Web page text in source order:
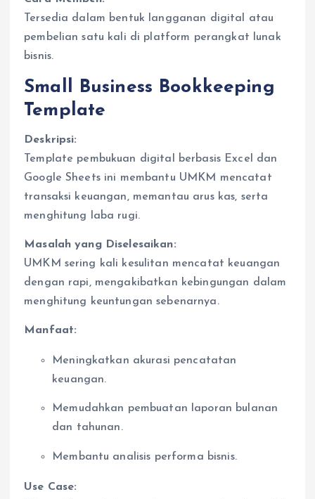
Tersedia dalam bentuk langganan digital atau
pembelian satu kali di platform perangkat lunak
bisnis.
Small Business Bookkeeping
Template
Deskripsi:
Template pembukuan digital berbasis Excel dan
Google Sheets ini membantu UMKM mencatat
transaksi keuangan, memantau arus kas, serta
menghitung laba rugi.
Masalah yang Diselesaikan:
UMKM sering kali kesulitan mencatat keuangan
dengan rapi, mengakibatkan kebingungan dalam
menghitung keuntungan sebenarnya.
Manfaat:
Meningkatkan akurasi pencatatan
keuangan.
Memudahkan pembuatan laporan bulanan
dan tahunan.
Membantu analisis performa bisnis.
Use Case: